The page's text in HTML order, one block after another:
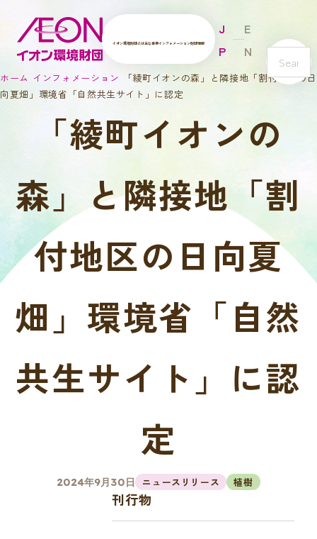
イオン環境財団とは主な事業インフォメーション財団情報
J
P
E
N
s
e
ホーム インフォメーション
「綾町イオンの森」と隣接地「割付地区の日
向夏畑」環境省「自然共生サイト」に認定
「綾町イオンの
森」と隣接地「割
付地区の日向夏
畑」環境省「自然
共生サイト」に認
定
2024年9月30日 ニュースリリース 植樹
刊行物